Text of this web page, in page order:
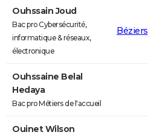
Ouhssain Joud
Bac pro Cybersécurité,
informatique & réseaux,
électronique
Béziers
Ouhssaine Belal
Hedaya
Bac pro Métiers de l'accueil
Ouinet Wilson